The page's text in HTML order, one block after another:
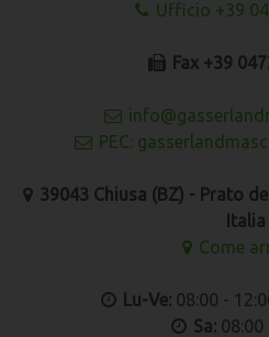
Ufficio +39
Fax +39
PEC:
39043 Chiusa (BZ) - Prato
Italia
Come
Lu-Ve:08:00 -
Sa:08:00